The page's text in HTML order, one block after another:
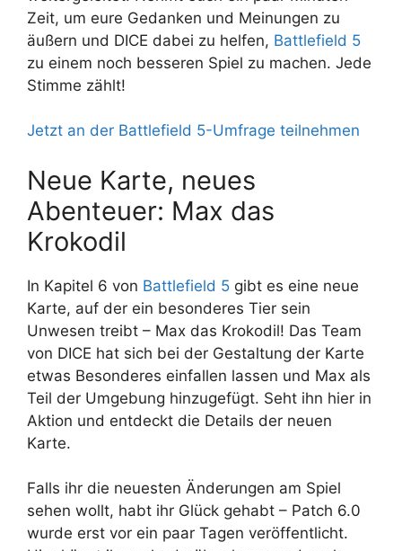
Zeit, um eure Gedanken und Meinungen zu
äußern und DICE dabei zu helfen, Battlefield 5
zu einem noch besseren Spiel zu machen. Jede
Stimme zählt!
Jetzt an der Battlefield 5-Umfrage teilnehmen
Neue Karte, neues
Abenteuer: Max das
Krokodil
In Kapitel 6 von Battlefield 5 gibt es eine neue
Karte, auf der ein besonderes Tier sein
Unwesen treibt – Max das Krokodil! Das Team
von DICE hat sich bei der Gestaltung der Karte
etwas Besonderes einfallen lassen und Max als
Teil der Umgebung hinzugefügt. Seht ihn hier in
Aktion und entdeckt die Details der neuen
Karte.
Falls ihr die neuesten Änderungen am Spiel
sehen wollt, habt ihr Glück gehabt – Patch 6.0
wurde erst vor ein paar Tagen veröffentlicht.